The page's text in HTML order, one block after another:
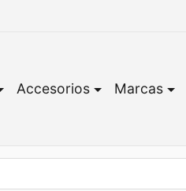
Accesorios Marcas